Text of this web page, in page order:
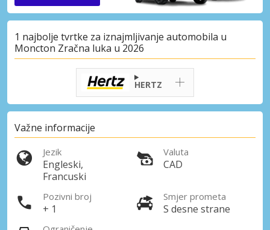
1 najbolje tvrtke za iznajmljivanje automobila u
Moncton Zračna luka u 2026
HERTZ
Važne informacije
Jezik
Engleski,
Francuski
Valuta
CAD
Pozivni broj
+ 1
Smjer prometa
S desne strane